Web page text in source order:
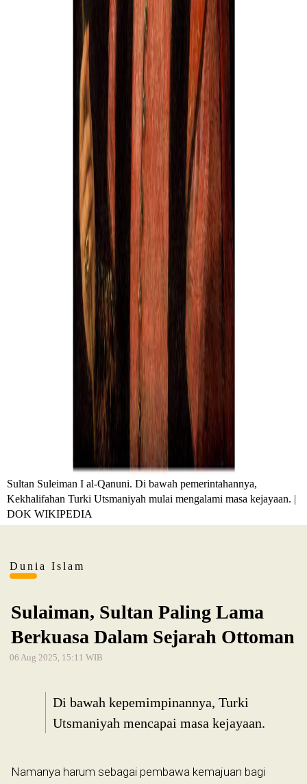
Sultan Suleiman I al-Qanuni. Di bawah pemerintahannya,
Kekhalifahan Turki Utsmaniyah mulai mengalami masa kejayaan. |
DOK WIKIPEDIA
Dunia Islam
Sulaiman, Sultan Paling Lama
Berkuasa Dalam Sejarah Ottoman
06 Aug 2025, 15:11 WIB
Di bawah kepemimpinannya, Turki
Utsmaniyah mencapai masa kejayaan.
Namanya harum sebagai pembawa kemajuan bagi